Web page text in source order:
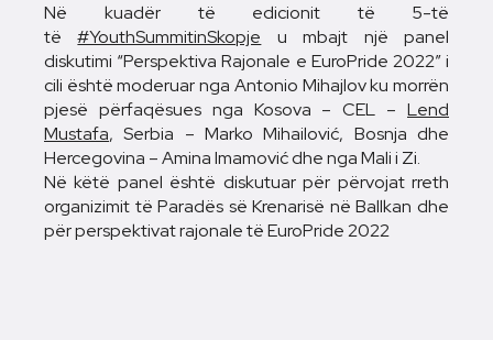
Në kuadër të edicionit të 5-të
të#YouthSummitinSkopje u mbajt një panel
diskutimi “Perspektiva Rajonale e EuroPride 2022” i
cili është moderuar nga Antonio Mihajlov ku morrën
pjesë përfaqësues nga Kosova – CEL – Lend
Mustafa, Serbia – Marko Mihailović, Bosnja dhe
Hercegovina – Amina Imamović dhe nga Mali i Zi.
Në këtë panel është diskutuar për përvojat rreth
organizimit të Paradës së Krenarisë në Ballkan dhe
për perspektivat rajonale të EuroPride 2022